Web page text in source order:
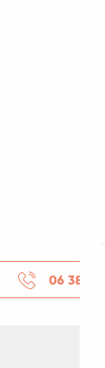
06 38 49